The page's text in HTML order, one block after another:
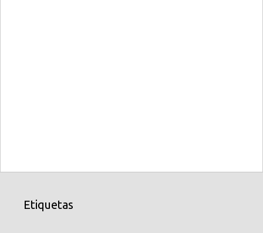
Etiquetas